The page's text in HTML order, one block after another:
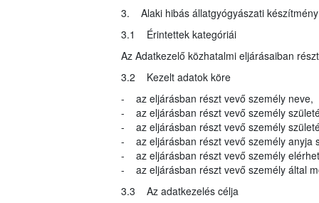
3. Alaki hibás állatgyógyászati
3.1 Érintettek kategóriái
Az Adatkezelő közhatalmi eljárásaiban
3.2 Kezelt adatok köre
- az eljárásban részt vevő személy neve,
- az eljárásban részt vevő személy
- az eljárásban részt vevő személy
- az eljárásban részt vevő személy anyja
- az eljárásban részt vevő személy
- az eljárásban részt vevő személy által
3.3 Az adatkezelés célja